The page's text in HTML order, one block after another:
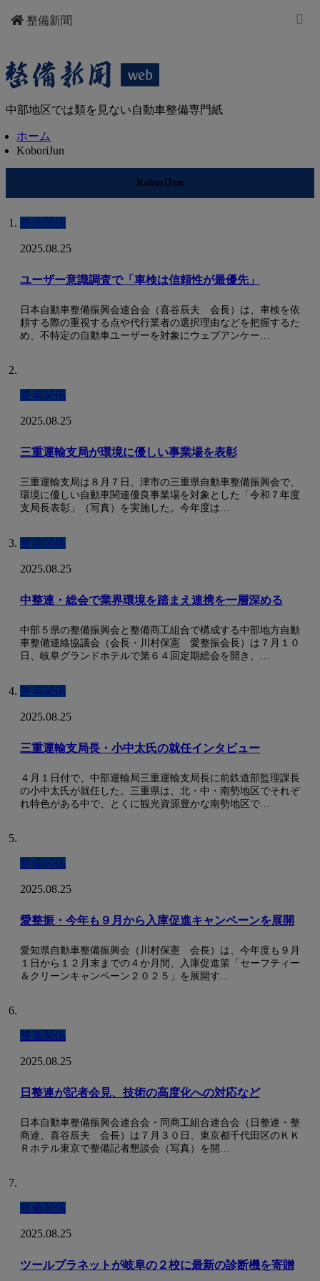
整備新聞
中部地区では類を見ない自動車整備専門紙
ホーム
KoboriJun
KoboriJun
整備関係
2025.08.25
ユーザー意識調査で「車検は信頼性が最優先」
日本自動車整備振興会連合会（喜谷辰夫 会長）は、車検を依
頼する際の重視する点や代行業者の選択理由などを把握するた
め、不特定の自動車ユーザーを対象にウェブアンケー…
整備関係
2025.08.25
三重運輸支局が環境に優しい事業場を表彰
三重運輸支局は８月７日、津市の三重県自動車整備振興会で、
環境に優しい自動車関連優良事業場を対象とした「令和７年度
支局長表彰」（写真）を実施した。今年度は…
整備関係
2025.08.25
中整連・総会で業界環境を踏まえ連携を一層深める
中部５県の整備振興会と整備商工組合で構成する中部地方自動
車整備連絡協議会（会長・川村保憲 愛整振会長）は７月１０
日、岐阜グランドホテルで第６４回定期総会を開き、…
整備関係
2025.08.25
三重運輸支局長・小中太氏の就任インタビュー
４月１日付で、中部運輸局三重運輸支局長に前鉄道部監理課長
の小中太氏が就任した。三重県は、北・中・南勢地区でそれぞ
れ特色がある中で、とくに観光資源豊かな南勢地区で…
整備関係
2025.08.25
愛整振・今年も９月から入庫促進キャンペーンを展開
愛知県自動車整備振興会（川村保憲 会長）は、今年度も９月
１日から１２月末までの４か月間、入庫促進策「セーフティー
＆クリーンキャンペーン２０２５」を展開す…
整備関係
2025.08.25
日整連が記者会見、技術の高度化への対応など
日本自動車整備振興会連合会・同商工組合連合会（日整連・整
商連、喜谷辰夫 会長）は７月３０日、東京都千代田区のＫＫ
Ｒホテル東京で整備記者懇談会（写真）を開…
整備関係
2025.08.25
ツールプラネットが岐阜の２校に最新の診断機を寄贈